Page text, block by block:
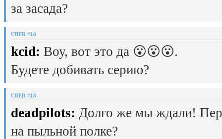
за засада?
UBER #18
kcid: Воу, вот это да 😮😮😮.
Будете добивать серию?
UBER #18
deadpilots: Долго же мы ждали!
на пыльной полке?